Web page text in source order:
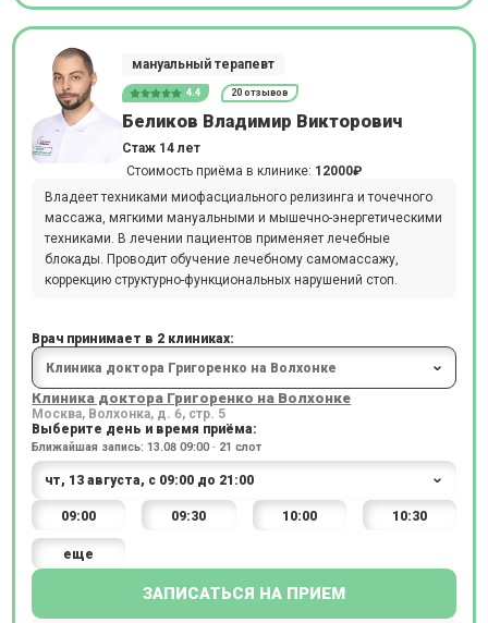
мануальный терапевт
4.4 20 отзывов
Беликов Владимир Викторович
Стаж 14 лет
Стоимость приёма в клинике: 12000₽
Владеет техниками миофасциального релизинга и точечного
массажа, мягкими мануальными и мышечно-энергетическими
техниками. В лечении пациентов применяет лечебные
блокады. Проводит обучение лечебному самомассажу,
коррекцию структурно-функциональных нарушений стоп.
Врач принимает в 2 клиниках:
Клиника доктора Григоренко на Волхонке
Москва, Волхонка, д. 6, стр. 5
Выберите день и время приёма:
Ближайшая запись: 13.08 09:00 · 21 слот
09:00 09:30 10:00 10:30
еще
ЗАПИСАТЬСЯ НА ПРИЕМ